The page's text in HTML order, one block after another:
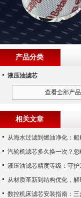
产品分类
液压油滤芯
查看全部产品
相关文章